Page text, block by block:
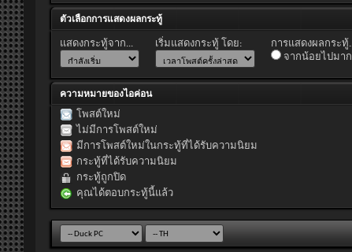
ตัวเลือกการแสดงผลกระทู้
แสดงกระทู้จาก... เริ่มแสดงกระทู้ โดย:
การแสดงผลกระทู้
จากน้อยไปมาก
ความหมายของไอค่อน
โพสต์ใหม่
ไม่มีการโพสต์ใหม่
มีการโพสต์ใหม่ในกระทู้ที่ได้รับความนิยม
กระทู้ที่ได้รับความนิยม
กระทู้ถูกปิด
คุณได้ตอบกระทู้นี้แล้ว